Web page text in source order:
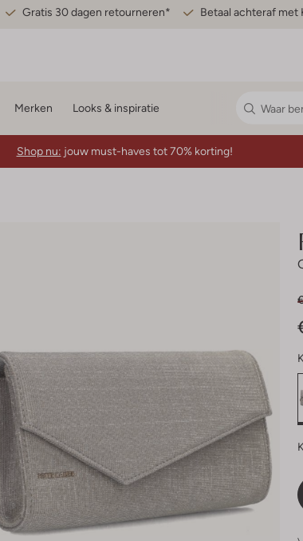
Gratis 30 dagen retourneren* Betaal achteraf met
Merken Looks & inspiratie
Shop nu: jouw must-haves tot 70% korting!